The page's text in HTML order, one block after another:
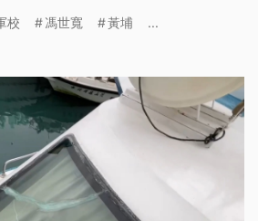
校 馮世寬 黃埔 ...